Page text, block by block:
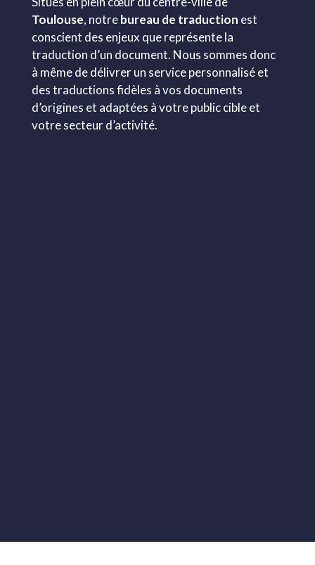
Toulouse, notrebureau de traduction est
conscient des enjeux que représente la
traduction d’un document. Nous sommes donc
à même de délivrer un service personnalisé et
des traductions fidèles à vos documents
d’origines et adaptées à votre public cible et
votre secteur d’activité.